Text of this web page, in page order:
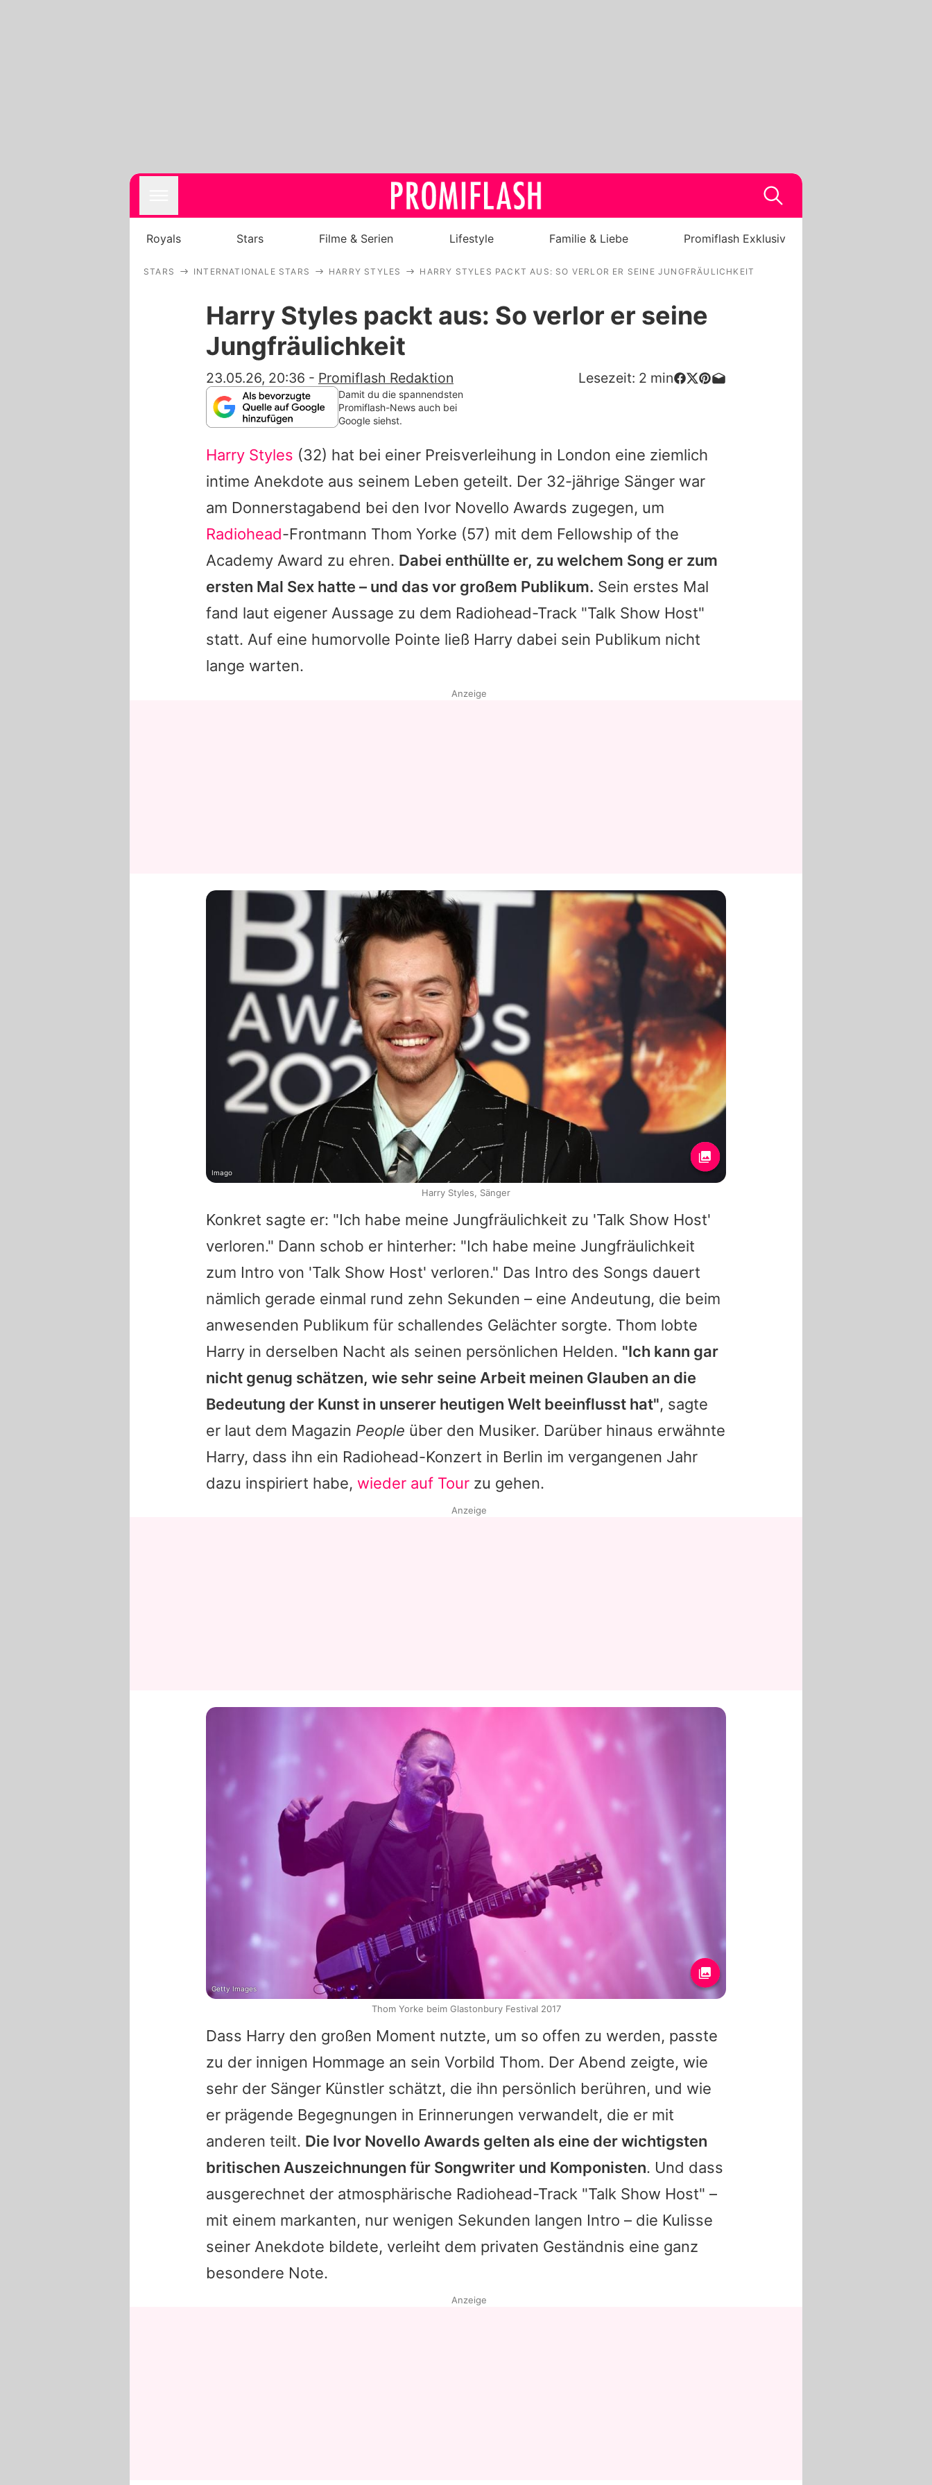
Royals
Familie & Liebe
Alle Themen auf Promiflash
App runterladen
Team
Redaktionelle Richtlinien
Impressum
Datenschutzerklärung
Royals Stars Filme & Serien Lifestyle Familie & Liebe Promiflash Exklusiv
STARS INTERNATIONALE STARS HARRY STYLES HARRY STYLES PACKT AUS: SO VERLOR ER SEINE JUNGFRÄULICHKEIT
Harry Styles packt aus: So verlor er seine
Jungfräulichkeit
23.05.26, 20:36 - Promiflash Redaktion Lesezeit: 2 min
Damit du die spannendsten
Promiflash-News auch bei
Google siehst.
Harry Styles (32) hat bei einer Preisverleihung in London eine ziemlich
intime Anekdote aus seinem Leben geteilt. Der 32-jährige Sänger war
am Donnerstagabend bei den Ivor Novello Awards zugegen, um
Radiohead-Frontmann Thom Yorke (57) mit dem Fellowship of the
Academy Award zu ehren. Dabei enthüllte er, zu welchem Song er zum
ersten Mal Sex hatte – und das vor großem Publikum. Sein erstes Mal
fand laut eigener Aussage zu dem Radiohead-Track "Talk Show Host"
statt. Auf eine humorvolle Pointe ließ Harry dabei sein Publikum nicht
lange warten.
Konkret sagte er: "Ich habe meine Jungfräulichkeit zu 'Talk Show Host'
verloren." Dann schob er hinterher: "Ich habe meine Jungfräulichkeit
zum Intro von 'Talk Show Host' verloren." Das Intro des Songs dauert
nämlich gerade einmal rund zehn Sekunden – eine Andeutung, die beim
anwesenden Publikum für schallendes Gelächter sorgte. Thom lobte
Harry in derselben Nacht als seinen persönlichen Helden. "Ich kann gar
nicht genug schätzen, wie sehr seine Arbeit meinen Glauben an die
Bedeutung der Kunst in unserer heutigen Welt beeinflusst hat", sagte
er laut dem Magazin People über den Musiker. Darüber hinaus erwähnte
Harry, dass ihn ein Radiohead-Konzert in Berlin im vergangenen Jahr
dazu inspiriert habe, wieder auf Tour zu gehen.
Dass Harry den großen Moment nutzte, um so offen zu werden, passte
zu der innigen Hommage an sein Vorbild Thom. Der Abend zeigte, wie
sehr der Sänger Künstler schätzt, die ihn persönlich berühren, und wie
er prägende Begegnungen in Erinnerungen verwandelt, die er mit
anderen teilt. Die Ivor Novello Awards gelten als eine der wichtigsten
britischen Auszeichnungen für Songwriter und Komponisten. Und dass
ausgerechnet der atmosphärische Radiohead-Track "Talk Show Host" –
mit einem markanten, nur wenigen Sekunden langen Intro – die Kulisse
seiner Anekdote bildete, verleiht dem privaten Geständnis eine ganz
besondere Note.
Anzeige
Imago
Harry Styles, Sänger
Anzeige
Getty Images
Thom Yorke beim Glastonbury Festival 2017
Anzeige